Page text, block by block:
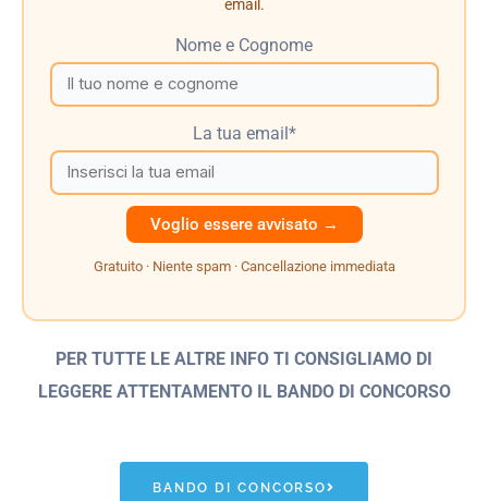
email.
Nome e Cognome
La tua email*
Gratuito · Niente spam · Cancellazione immediata
PER TUTTE LE ALTRE INFO TI CONSIGLIAMO DI
LEGGERE ATTENTAMENTO IL BANDO DI CONCORSO
BANDO DI CONCORSO